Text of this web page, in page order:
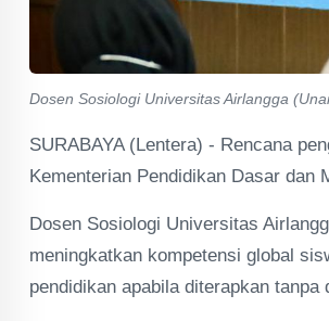
Dosen Sosiologi Universitas Airlangga
SURABAYA (Lentera) - Rencana
Kementerian Pendidikan Dasar dan
Dosen Sosiologi Universitas
meningkatkan kompetensi global
pendidikan apabila diterapkan